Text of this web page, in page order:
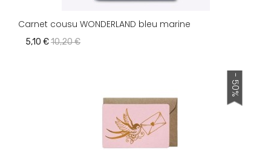
Carnet cousu WONDERLAND bleu marine
5,10 €10,20 €
- 50%